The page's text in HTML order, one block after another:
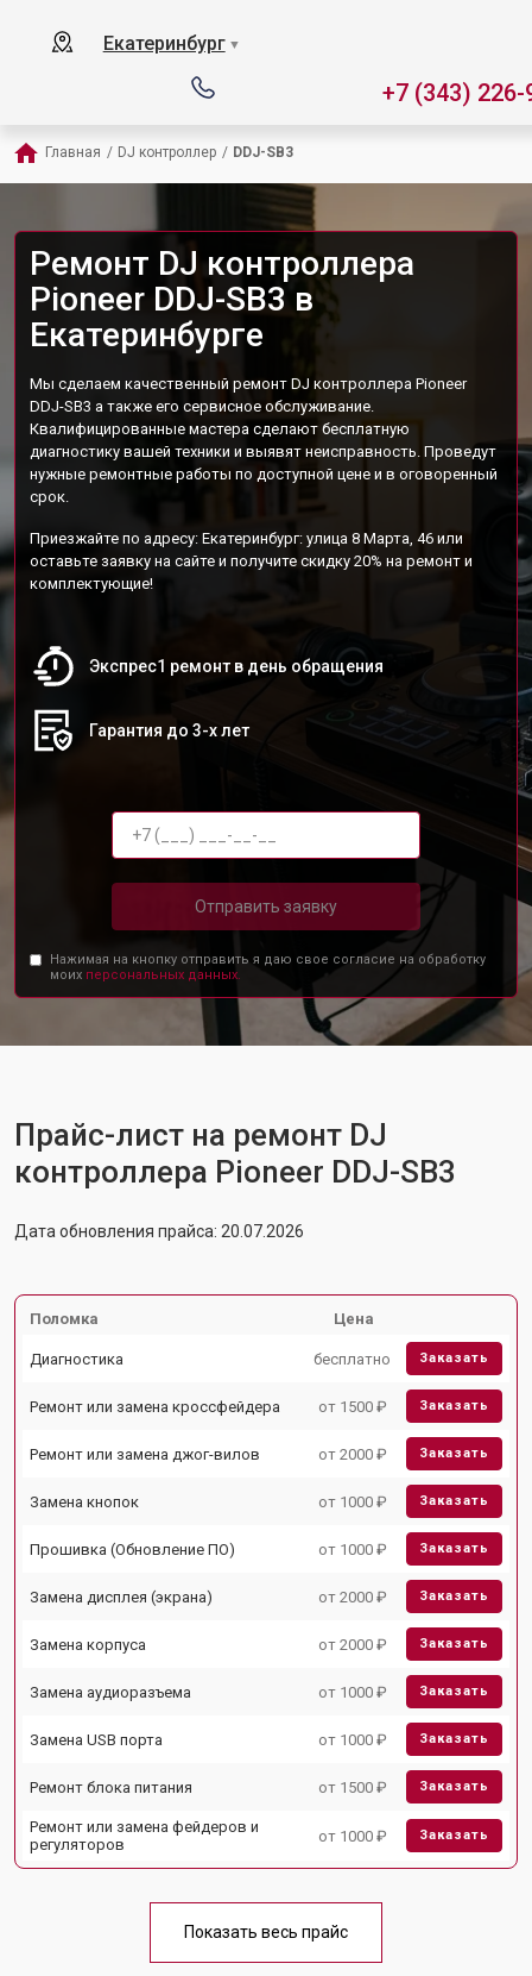
Екатеринбург ▼
+7 (343) 226-
Главная / DJ контроллер / DDJ-SB3
Ремонт DJ контроллера
Pioneer DDJ-SB3 в
Екатеринбурге
Мы сделаем качественный ремонт DJ контроллера Pioneer
DDJ-SB3 а также его сервисное обслуживание.
Квалифицированные мастера сделают бесплатную
диагностику вашей техники и выявят неисправность. Проведут
нужные ремонтные работы по доступной цене и в оговоренный
срок.
Приезжайте по адресу: Екатеринбург: улица 8 Марта, 46 или
оставьте заявку на сайте и получите скидку 20% на ремонт и
комплектующие!
Экспрес1 ремонт в день обращения
Гарантия до 3-х лет
Отправить заявку
Нажимая на кнопку отправить я даю свое согласие на обработку
моих персональных данных.
Прайс-лист на ремонт DJ
контроллера Pioneer DDJ-SB3
Дата обновления прайса: 20.07.2026
Поломка Цена
Диагностика бесплатно Заказать
Ремонт или замена кроссфейдера от 1500 ₽ Заказать
Ремонт или замена джог-вилов от 2000 ₽ Заказать
Замена кнопок от 1000 ₽ Заказать
Прошивка (Обновление ПО) от 1000 ₽ Заказать
Замена дисплея (экрана) от 2000 ₽ Заказать
Замена корпуса от 2000 ₽ Заказать
Замена аудиоразъема от 1000 ₽ Заказать
Замена USB порта от 1000 ₽ Заказать
Ремонт блока питания от 1500 ₽ Заказать
Ремонт или замена фейдеров и
регуляторов
от 1000 ₽ Заказать
Показать весь прайс